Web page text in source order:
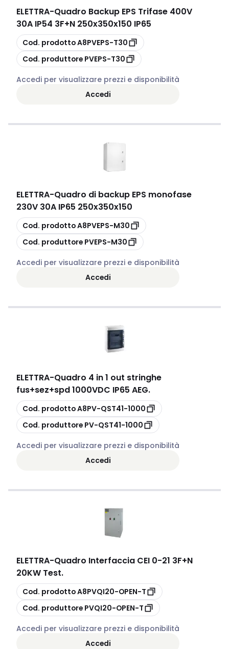
ELETTRA-Quadro Backup EPS Trifase 400V
30A IP54 3F+N 250x350x150 IP65
copia
Cod. prodottoA8PVEPS-T30
copia
Cod. produttore PVEPS-T30
Accedi per visualizzare prezzi e disponibilità
Accedi
ELETTRA-Quadro di backup EPS monofase
230V 30A IP65 250x350x150
copia
Cod. prodottoA8PVEPS-M30
copia
Cod. produttore PVEPS-M30
Accedi per visualizzare prezzi e disponibilità
Accedi
ELETTRA-Quadro 4 in 1 out stringhe
fus+sez+spd 1000VDC IP65 AEG.
copia
Cod. prodottoA8PV-QST41-1000
copia
Cod. produttore PV-QST41-1000
Accedi per visualizzare prezzi e disponibilità
Accedi
ELETTRA-Quadro Interfaccia CEI 0-21 3F+N
20KW Test.
copia
Cod. prodottoA8PVQI20-OPEN-T
copia
Cod. produttore PVQI20-OPEN-T
Accedi per visualizzare prezzi e disponibilità
Accedi